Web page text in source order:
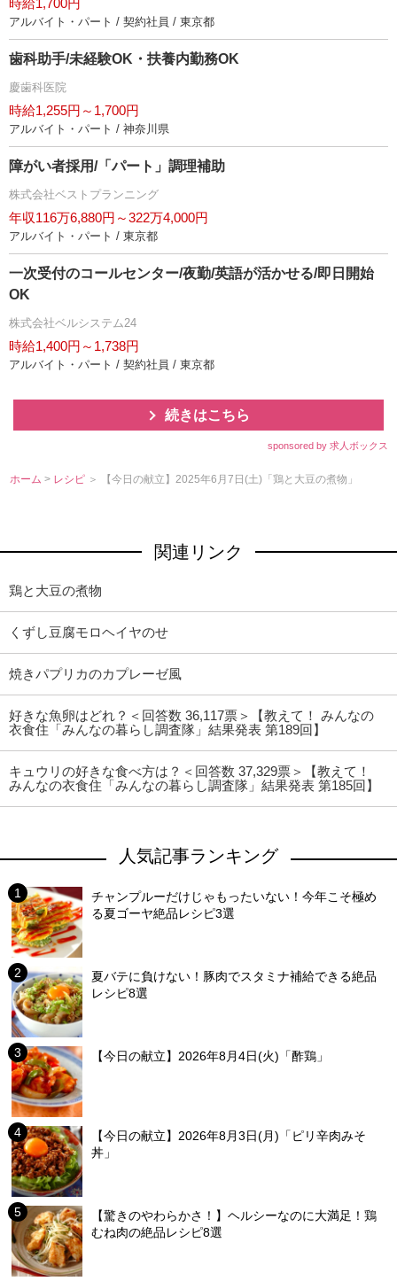
アルバイト・パート / 契約社員 / 東京都
歯科助手/未経験OK・扶養内勤務OK
慶歯科医院
時給1,255円～1,700円
アルバイト・パート / 神奈川県
障がい者採用/「パート」調理補助
株式会社ベストプランニング
年収116万6,880円～322万4,000円
アルバイト・パート / 東京都
一次受付のコールセンター/夜勤/英語が活かせる/即日開始
OK
株式会社ベルシステム24
時給1,400円～1,738円
アルバイト・パート / 契約社員 / 東京都
続きはこちら
sponsored by 求人ボックス
ホーム > レシピ ＞ 【今日の献立】2025年6月7日(土)「鶏と大豆の煮物」
関連リンク
鶏と大豆の煮物
くずし豆腐モロヘイヤのせ
焼きパプリカのカプレーゼ風
好きな魚卵はどれ？＜回答数 36,117票＞【教えて！ みんなの
衣食住「みんなの暮らし調査隊」結果発表 第189回】
キュウリの好きな食べ方は？＜回答数 37,329票＞【教えて！
みんなの衣食住「みんなの暮らし調査隊」結果発表 第185回】
人気記事ランキング
チャンプルーだけじゃもったいない！今年こそ極め
る夏ゴーヤ絶品レシピ3選
夏バテに負けない！豚肉でスタミナ補給できる絶品
レシピ8選
【今日の献立】2026年8月4日(火)「酢鶏」
【今日の献立】2026年8月3日(月)「ピリ辛肉みそ
丼」
【驚きのやわらかさ！】ヘルシーなのに大満足！鶏
むね肉の絶品レシピ8選